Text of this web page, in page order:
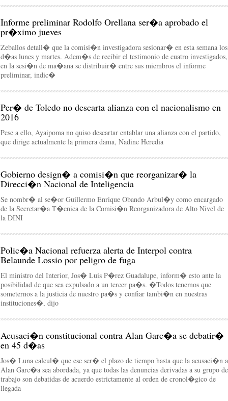
Informe preliminar Rodolfo Orellana ser�a aprobado el
pr�ximo jueves
Zeballos detall� que la comisi�n investigadora sesionar� en esta semana los
d�as lunes y martes. Adem�s de recibir el testimonio de cuatro investigados,
en la sesi�n de ma�ana se distribuir� entre sus miembros el informe
preliminar, indic�
Per� de Toledo no descarta alianza con el nacionalismo en
2016
Pese a ello, Ayaipoma no quiso descartar entablar una alianza con el partido,
que dirige actualmente la primera dama, Nadine Heredia
Gobierno design� a comisi�n que reorganizar� la
Direcci�n Nacional de Inteligencia
Se nombr� al se�or Guillermo Enrique Obando Arbul�y como encargado
de la Secretar�a T�cnica de la Comisi�n Reorganizadora de Alto Nivel de
la DINI
Polic�a Nacional refuerza alerta de Interpol contra
Belaunde Lossio por peligro de fuga
El ministro del Interior, Jos� Luis P�rez Guadalupe, inform� esto ante la
posibilidad de que sea expulsado a un tercer pa�s. �Todos tenemos que
someternos a la justicia de nuestro pa�s y confiar tambi�n en nuestras
instituciones�, dijo
Acusaci�n constitucional contra Alan Garc�a se debatir�
en 45 d�as
Jos� Luna calcul� que ese ser� el plazo de tiempo hasta que la acusaci�n a
Alan Garc�a sea abordada, ya que todas las denuncias derivadas a su grupo de
trabajo son debatidas de acuerdo estrictamente al orden de cronol�gico de
llegada